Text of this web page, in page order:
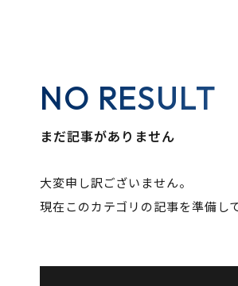
NO RESULT
まだ記事がありません
大変申し訳ございません。
現在このカテゴリの記事を準備し